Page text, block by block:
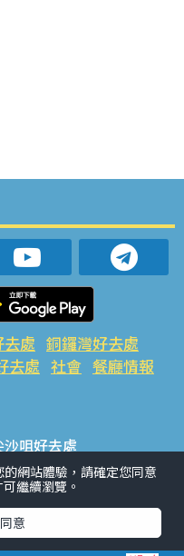
處 銅鑼灣好去處
去處 社會 餐廳情報
沙咀好去處
去處 旺角好去處 社會
食社群熱話
網站體驗，請確定您同意
繼續瀏覽。
意